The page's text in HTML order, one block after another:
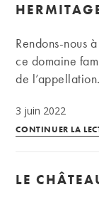
Rendons-nous
ce domaine
de l’appellation.
3 juin 2022
CONTINUER LA
LE